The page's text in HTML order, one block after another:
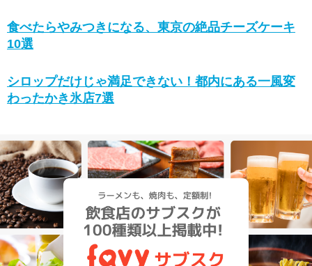
食べたらやみつきになる、東京の絶品チーズケーキ
10選
シロップだけじゃ満足できない！都内にある一風変
わったかき氷店7選